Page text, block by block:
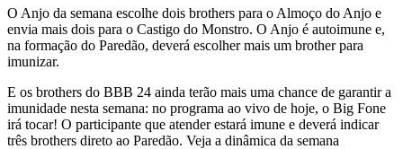
O Anjo da semana escolhe dois brothers para o Almoço do Anjo e
envia mais dois para o Castigo do Monstro. O Anjo é autoimune e,
na formação do Paredão, deverá escolher mais um brother para
imunizar.
E os brothers do BBB 24 ainda terão mais uma chance de garantir a
imunidade nesta semana: no programa ao vivo de hoje, o Big Fone
irá tocar! O participante que atender estará imune e deverá indicar
três brothers direto ao Paredão. Veja a dinâmica da semana